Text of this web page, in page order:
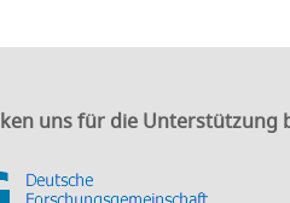
uns für die Unterstützung